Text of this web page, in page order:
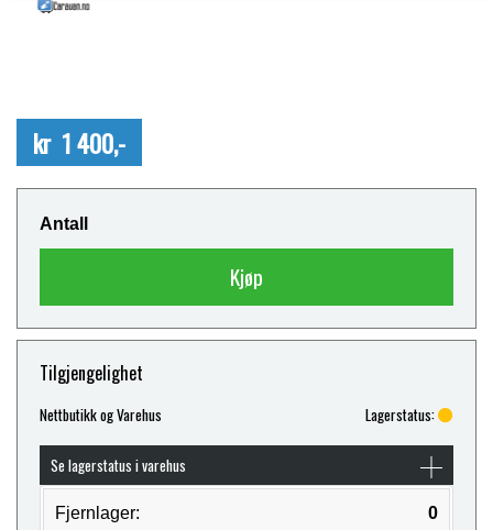
kr 1 400,-
Antall
Kjøp
Tilgjengelighet
Nettbutikk og Varehus Lagerstatus:
Se lagerstatus i varehus
Fjernlager: 0